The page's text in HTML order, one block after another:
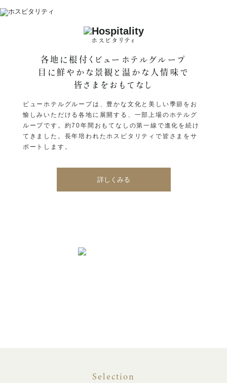
ホスピタリティ
各地に根付くビューホテルグループ
目に鮮やかな景観と温かな人情味で
皆さまをおもてなし
ビューホテルグループは、豊かな文化と美しい季節をお
愉しみいただける各地に展開する、一部上場のホテルグ
ループです。約70年間おもてなしの第一線で進化を続け
てきました。長年培われたホスピタリティで皆さまをサ
ポートします。
詳しくみる
Selection